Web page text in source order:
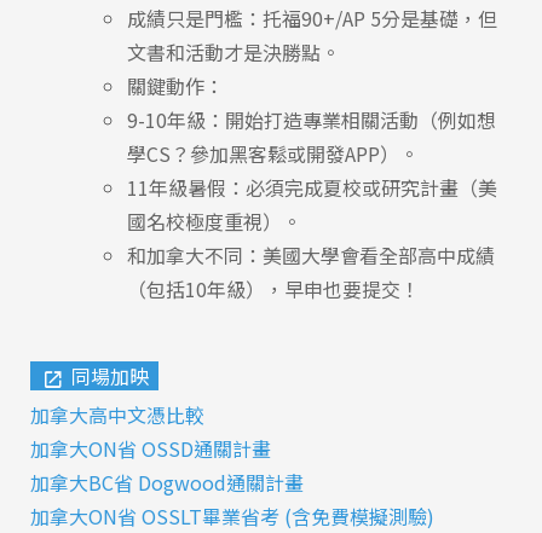
成績只是門檻：托福90+/AP 5分是基礎，但
文書和活動才是決勝點。
關鍵動作：
9-10年級：開始打造專業相關活動（例如想
學CS？參加黑客鬆或開發APP）。
11年級暑假：必須完成夏校或研究計畫（美
國名校極度重視）。
和加拿大不同：美國大學會看全部高中成績
（包括10年級），早申也要提交！
同場加映
加拿大高中文憑比較
加拿大ON省 OSSD通關計畫
加拿大BC省 Dogwood通關計畫
加拿大ON省 OSSLT畢業省考 (含免費模擬測驗)